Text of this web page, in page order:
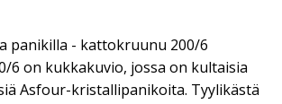
panikilla - kattokruunu 200/6
6 on kukkakuvio, jossa on kultaisia
Asfour-kristallipanikoita. Tyylikästä